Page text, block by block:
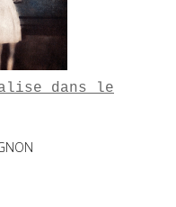
dans le